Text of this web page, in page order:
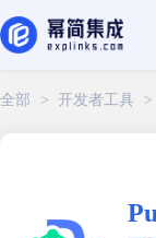
全部 > 开发者工具 >